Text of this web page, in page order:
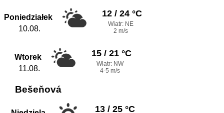
Poniedziałek
10.08.
12 / 24 °C
Wiatr: NE
2 m/s
Wtorek
11.08.
15 / 21 °C
Wiatr: NW
4-5 m/s
Bešeňová
13 / 25 °C